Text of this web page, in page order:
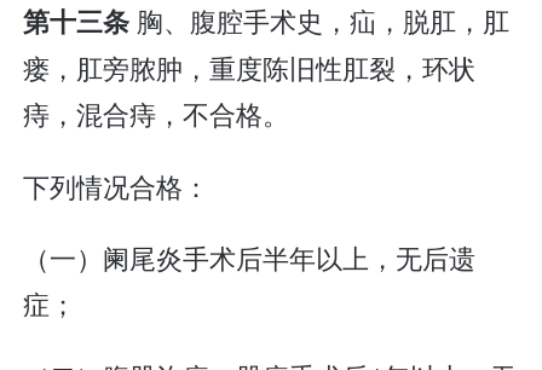
第十三条 胸、腹腔手术史，疝，脱肛，肛
瘘，肛旁脓肿，重度陈旧性肛裂，环状
痔，混合痔，不合格。
下列情况合格：
（一）阑尾炎手术后半年以上，无后遗
症；